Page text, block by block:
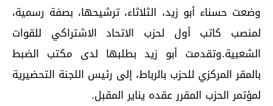
وضعت حسناء أبو زيد، الثلاثاء، ترشيحها، بصفة رسمية،
لمنصب كاتب أول لحزب الاتحاد الاشتراكي للقوات
الشعبية.وتقدمت أبو زيد بطلبها لدى مكتب الضبط
بالمقر المركزي للحزب بالرباط، إلى رئيس اللجنة التحضيرية
لمؤتمر الحزب المقرر عقده يناير المقبل.